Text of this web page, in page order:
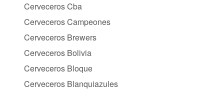
Cerveceros Cba
Cerveceros Campeones
Cerveceros Brewers
Cerveceros Bolivia
Cerveceros Bloque
Cerveceros Blanquiazules